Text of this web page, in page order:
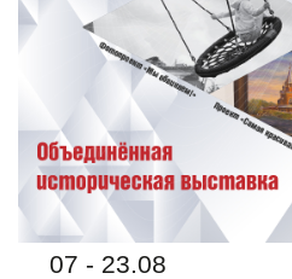
07 - 23.08